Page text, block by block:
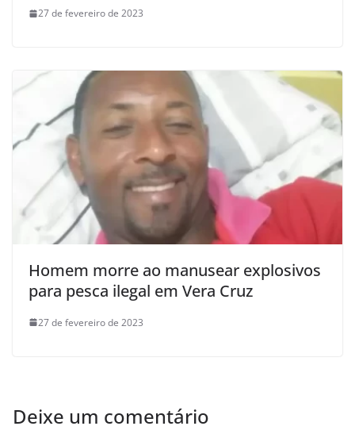
27 de fevereiro de 2023
Homem morre ao manusear explosivos
para pesca ilegal em Vera Cruz
27 de fevereiro de 2023
Deixe um comentário